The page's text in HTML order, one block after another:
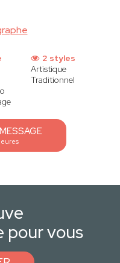
2 styles
Artistique
Traditionnel
pour vous